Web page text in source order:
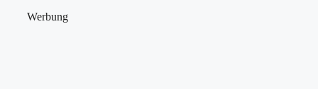
Werbung